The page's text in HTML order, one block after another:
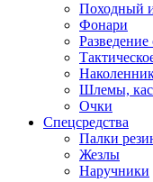
Походный
Фонари
Разведение
Шлемы,
Очки
Спецсредства
Палки
Жезлы
Наручники